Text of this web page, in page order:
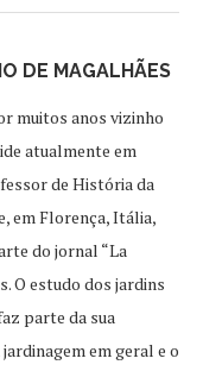
DE MAGALHÃES
muitos anos vizinho
atualmente em
de História da
em Florença, Itália,
do jornal “La
O estudo dos jardins
parte da sua
em geral e o